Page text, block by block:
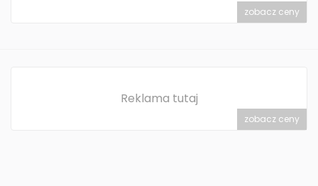
zobacz ceny
Reklama tutaj
zobacz ceny